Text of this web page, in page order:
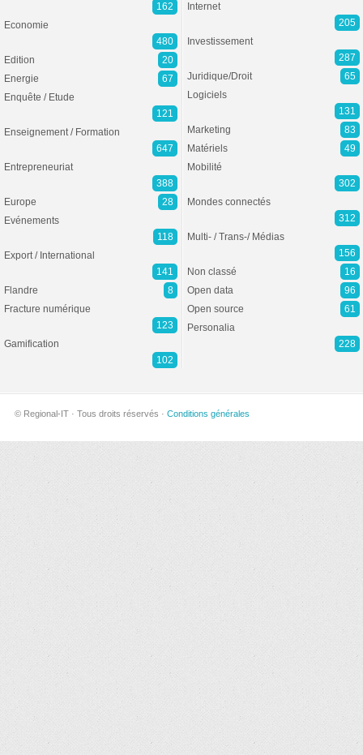
162
Economie
480
Edition
20
Energie
67
Enquête / Etude
121
Enseignement / Formation
647
Entrepreneuriat
388
Europe
28
Evénements
118
Export / International
141
Flandre
8
Fracture numérique
123
Gamification
102
Internet
205
Investissement
287
Juridique/Droit
65
Logiciels
131
Marketing
83
Matériels
49
Mobilité
302
Mondes connectés
312
Multi- / Trans-/ Médias
156
Non classé
16
Open data
96
Open source
61
Personalia
228
© Regional-IT · Tous droits réservés · Conditions générales